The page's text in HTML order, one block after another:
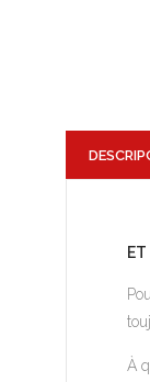
À